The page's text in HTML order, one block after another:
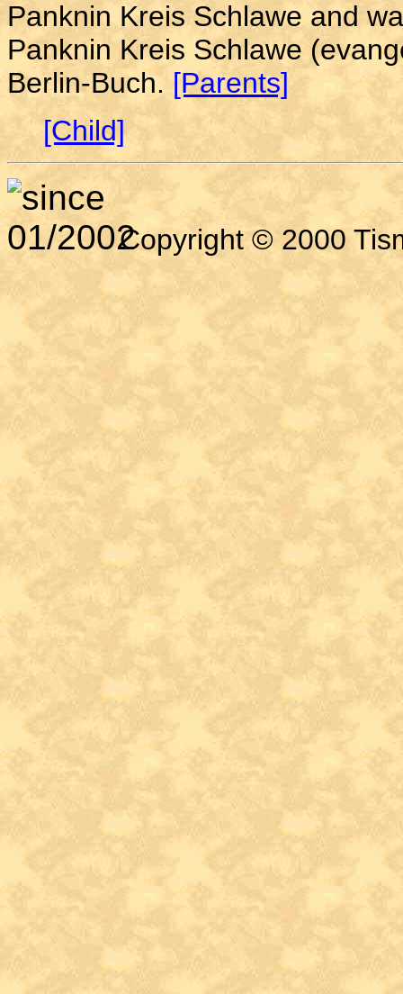
Panknin Kreis Schlawe and
Panknin Kreis Schlawe
Berlin-Buch. [Parents]
[Child]
Copyright © 2000